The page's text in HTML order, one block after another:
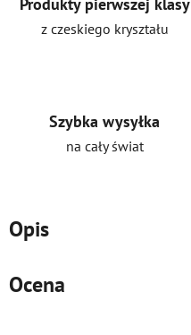
z czeskiego kryształu
Szybka wysyłka
na cały świat
Opis
Ocena